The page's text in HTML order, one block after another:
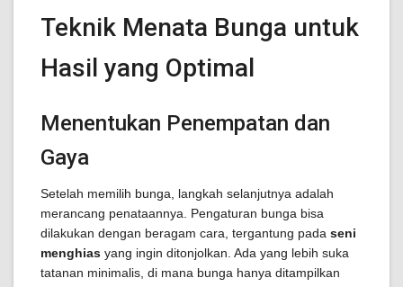
Teknik Menata Bunga untuk
Hasil yang Optimal
Menentukan Penempatan dan
Gaya
Setelah memilih bunga, langkah selanjutnya adalah
merancang penataannya. Pengaturan bunga bisa
dilakukan dengan beragam cara, tergantung pada seni
menghias yang ingin ditonjolkan. Ada yang lebih suka
tatanan minimalis, di mana bunga hanya ditampilkan